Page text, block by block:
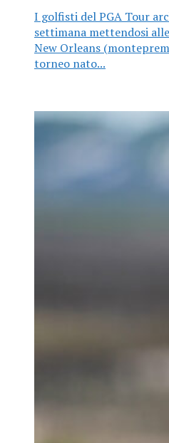
I golfisti del PGA Tour
settimana mettendosi
New Orleans
torneo nato...